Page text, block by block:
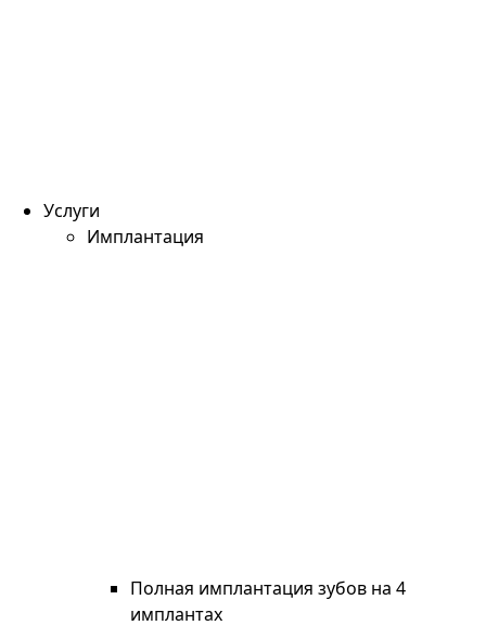
Услуги
Имплантация
Полная имплантация зубов на 4
имплантах